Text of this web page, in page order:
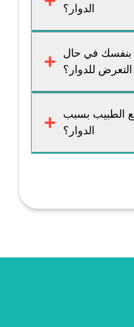
الدوار؟
بنفسك في حال
التعرض للدوار؟
الطبيب بسبب
الدوار؟